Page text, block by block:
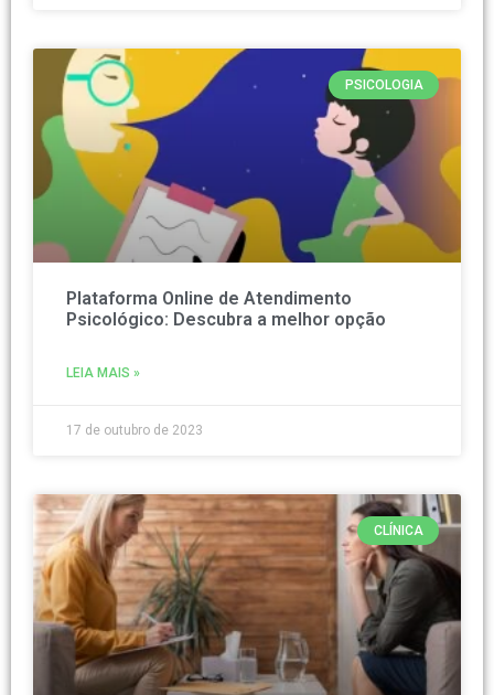
PSICOLOGIA
Plataforma Online de Atendimento
Psicológico: Descubra a melhor opção
LEIA MAIS »
17 de outubro de 2023
CLÍNICA